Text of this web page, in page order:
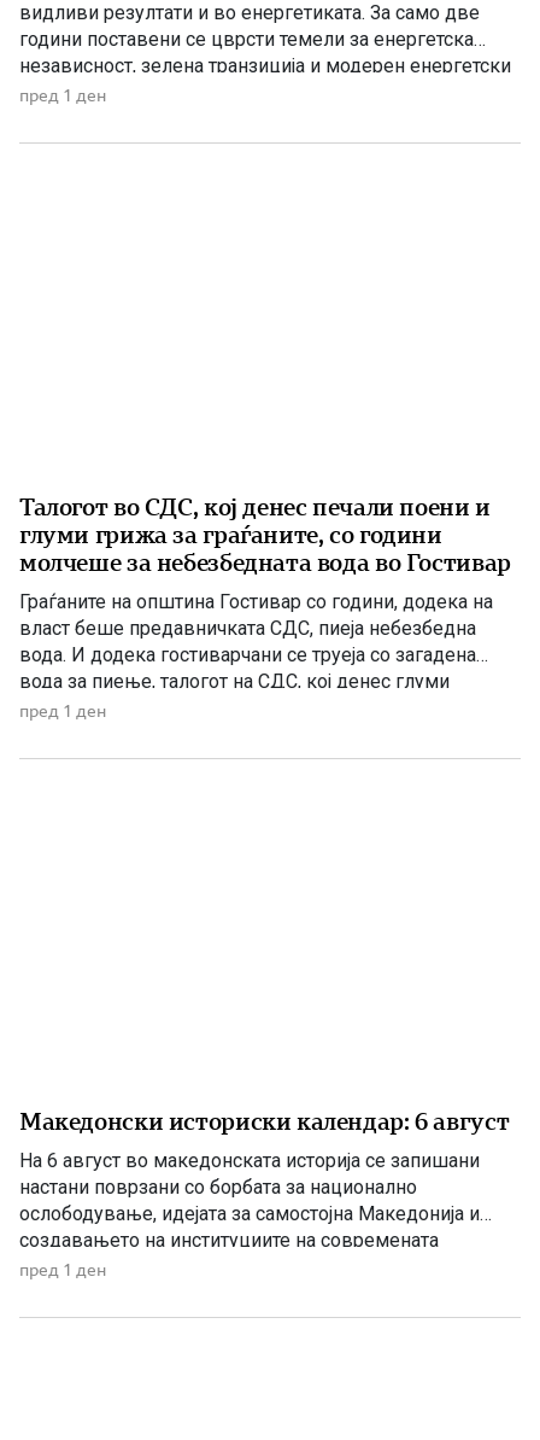
видливи резултати и во енергетиката. За само две
години поставени се цврсти темели за енергетска
независност, зелена транзиција и модерен енергетски
систем кој ќе обезбеди сигурност, нови инвестиции и
има нов Закон за енергетика, усогласен со европските
пред 1 ден
Талогот во СДС, кој денес печали поени и
глуми грижа за граѓаните, со години
молчеше за небезбедната вода во Гостивар
Граѓаните на општина Гостивар со години, додека на
власт беше предавничката СДС, пиеја небезбедна
вода. И додека гостиварчани се труеја со загадена
вода за пиење, талогот на СДС, кој денес глуми
загриженост, само за да ќари некој беден политички
анализи, во повеќе наврати во гостиварскиот
пред 1 ден
Македонски историски календар: 6 август
На 6 август во македонската историја се запишани
настани поврзани со борбата за национално
ослободување, идејата за самостојна Македонија и
создавањето на институциите на современата
македонска држава. 1875 – Роден е Григорие Хаџи
Григорие Хаџи Ташковиќ – македонски револуционер,
пред 1 ден